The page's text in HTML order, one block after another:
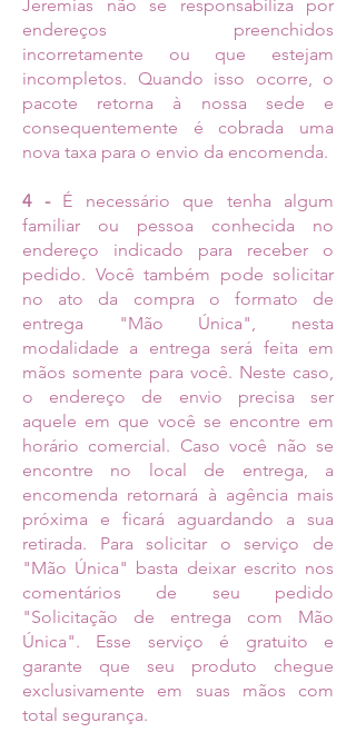
Jeremias não se responsabiliza por
endereços preenchidos
incorretamente ou que estejam
incompletos. Quando isso ocorre, o
pacote retorna à nossa sede e
consequentemente é cobrada uma
nova taxa para o envio da encomenda.
4 - É necessário que tenha algum
familiar ou pessoa conhecida no
endereço indicado para receber o
pedido. Você também pode solicitar
no ato da compra o formato de
entrega "Mão Única", nesta
modalidade a entrega será feita em
mãos somente para você. Neste caso,
o endereço de envio precisa ser
aquele em que você se encontre em
horário comercial. Caso você não se
encontre no local de entrega, a
encomenda retornará à agência mais
próxima e ficará aguardando a sua
retirada. Para solicitar o serviço de
"Mão Única" basta deixar escrito nos
comentários de seu pedido
"Solicitação de entrega com Mão
Única". Esse serviço é gratuito e
garante que seu produto chegue
exclusivamente em suas mãos com
total segurança.